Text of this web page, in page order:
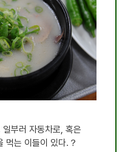
부러 자동차로, 혹은
먹는 이들이 있다.？